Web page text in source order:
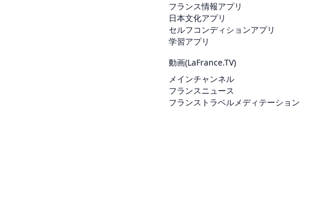
フランス情報アプリ
日本文化アプリ
セルフコンディションアプリ
学習アプリ
動画(LaFrance.TV)
メインチャンネル
フランスニュース
フランストラベルメディテーション